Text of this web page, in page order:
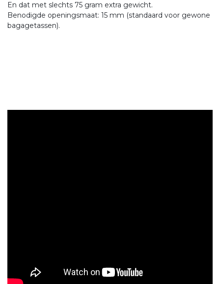
En dat met slechts 75 gram extra gewicht.
Benodigde openingsmaat: 15 mm (standaard voor gewone
bagagetassen).